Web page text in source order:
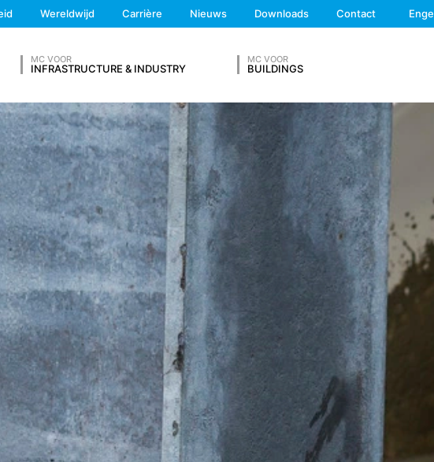
Wereldwijd Carrière Nieuws Downloads Contact
MC VOOR
INFRASTRUCTURE & INDUSTRY
MC VOOR
BUILDINGS
adresgegevens, telefoonnummer, e-mailadres), het onderwerp en de inhoud van
Wij maken gebruik van deze gegevens om uw aanvraag te beantwoorden.
(Art. 6 lid 1 lit. c AVG). De gegevens verstrekken wij aan onze hosting-
te hosten. Er worden geen gegevens aan derden doorgegeven. De
van de websiteanalysedienst Google Analytics. Deze wordt aangeboden door
94043, VS. Google Analytics maakt gebruik van zogenaamde “Cookies”. Dat zijn
mogelijk maken om te analyseren hoe u de website gebruikt. De door de cookie
doorgaans naar een server van Google in de VS overgedragen en daar
gebeurt op basis van Art. 6 lid 1 lit. f AVG. De exploitant van de website heeft
zowel zijn internetaanbod als zijn reclame te optimaliseren.
anonimisering geactiveerd. Daardoor wordt uw IP-adres door Google binnen de
verdrag over de Europese Economische Ruimte vóór de overdracht naar de VS
IP-adres aan een server van Google in de VS overgedragen en daar ingekort. In
deze informatie om bij te houden hoe u de website gebruikt, om rapporten
en internetgebruik samenhangende diensten aan te bieden aan de website-
IP-adres wordt niet met andere gegevens van Google samengevoegd.
als u dit zo instelt in uw internetbrowser; wij wijzen u er echter op dat u in dat
benutten. Bovendien kunt u de registratie door Google van de door de
van de website (incl. uw IP-adres), alsmede de verwerking van deze
IN
Achternaam*
Telefoonnummer
Feel free to contact us again